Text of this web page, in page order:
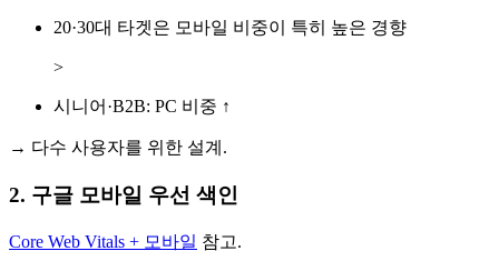
20·30대 타겟은 모바일 비중이 특히 높은 경향
>
시니어·B2B: PC 비중 ↑
→ 다수 사용자를 위한 설계.
2. 구글 모바일 우선 색인
Core Web Vitals + 모바일 참고.